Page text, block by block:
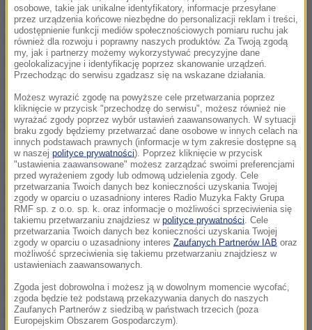
niektórych kosmetyków wprowadziły dwie
największe szwedzkie sieci aptek, Apoteket oraz
Apotek Hjartat. Ich przedstawiciele decyzję
uzasadnili "ostrożnością" po alarmujących
doniesieniach mediów o stosowaniu kremów z
kwasami przez 8-letnie dzieci.
Młoda skóra dzieci i młodzieży tak naprawdę nie
potrzebuje tego rodzaju produktów, a wręcz mogą
one szkodzić- podkreśliła w komunikacie Annika
Svedberg, główny farmaceuta Apotek Hjartat.
Według tej sieci dla dzieci niedostępne będą
kosmetyki zawierające m.in.kwasy AHA, BHA czy
witaminę A. Jak wyjaśniono, składniki te mają na
osobowe, takie jak unikalne identyfikatory, informacje przesyłane
przez urządzenia końcowe niezbędne do personalizacji reklam i treści,
udostępnienie funkcji mediów społecznościowych pomiaru ruchu jak
również dla rozwoju i poprawny naszych produktów. Za Twoją zgodą
my, jak i partnerzy możemy wykorzystywać precyzyjne dane
geolokalizacyjne i identyfikację poprzez skanowanie urządzeń.
Przechodząc do serwisu zgadzasz się na wskazane działania.
Możesz wyrazić zgodę na powyższe cele przetwarzania poprzez
kliknięcie w przycisk "przechodzę do serwisu", możesz również nie
wyrażać zgody poprzez wybór ustawień zaawansowanych. W sytuacji
braku zgody będziemy przetwarzać dane osobowe w innych celach na
innych podstawach prawnych (informacje w tym zakresie dostępne są
w naszej polityce prywatności). Poprzez kliknięcie w przycisk
"ustawienia zaawansowane" możesz zarządzać swoimi preferencjami
przed wyrażeniem zgody lub odmową udzielenia zgody. Cele
przetwarzania Twoich danych bez konieczności uzyskania Twojej
zgody w oparciu o uzasadniony interes Radio Muzyka Fakty Grupa
RMF sp. z o.o. sp. k. oraz informacje o możliwości sprzeciwienia się
takiemu przetwarzaniu znajdziesz w polityce prywatności . Cele
przetwarzania Twoich danych bez konieczności uzyskania Twojej
zgody w oparciu o uzasadniony interes Zaufanych Partnerów IAB oraz
możliwość sprzeciwienia się takiemu przetwarzaniu znajdziesz w
ustawieniach zaawansowanych.
Zgoda jest dobrowolna i możesz ją w dowolnym momencie wycofać,
zgoda będzie też podstawą przekazywania danych do naszych
Zaufanych Partnerów z siedzibą w państwach trzecich (poza
Europejskim Obszarem Gospodarczym).